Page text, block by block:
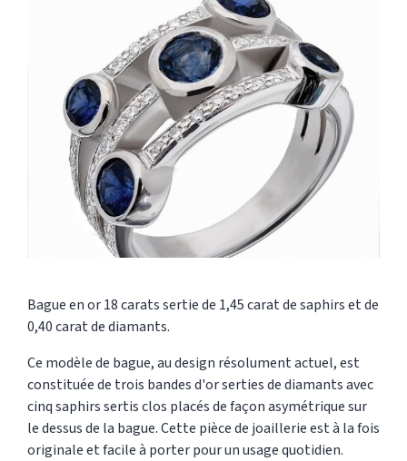
Bague en or 18 carats sertie de 1,45 carat de saphirs et de
0,40 carat de diamants.
Ce modèle de bague, au design résolument actuel, est
constituée de trois bandes d'or serties de diamants avec
cinq saphirs sertis clos placés de façon asymétrique sur
le dessus de la bague. Cette pièce de joaillerie est à la fois
originale et facile à porter pour un usage quotidien.